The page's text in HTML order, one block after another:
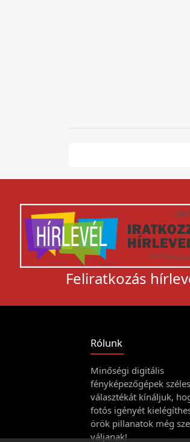
Feliratkozás
Rólunk
Minőségi digitális
fényképezőgépek széles
választékát kínáljuk,
fotós igényét
örök pillanatok még
váljanak!